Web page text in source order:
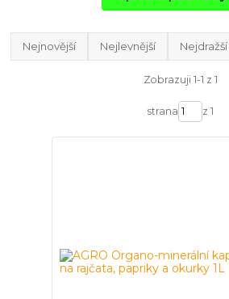
Nejnovější Nejlevnější Nejdražší
Zobrazuji 1-1 z 1
strana z 1